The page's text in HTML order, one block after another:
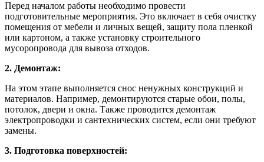
Перед началом работы необходимо провести
подготовительные мероприятия. Это включает в себя очистку
помещения от мебели и личных вещей, защиту пола пленкой
или картоном, а также установку строительного
мусоропровода для вывоза отходов.
2. Демонтаж:
На этом этапе выполняется снос ненужных конструкций и
материалов. Например, демонтируются старые обои, полы,
потолок, двери и окна. Также проводится демонтаж
электропроводки и сантехнических систем, если они требуют
замены.
3. Подготовка поверхностей: